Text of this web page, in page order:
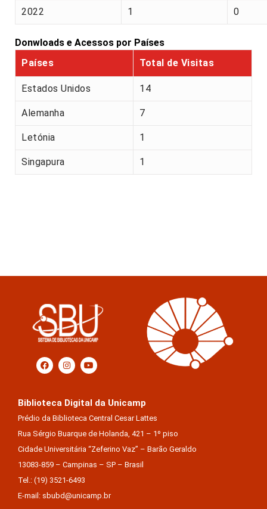
2022 1 0
Donwloads e Acessos por Países
Países
Total de Visitas
Estados Unidos 14
Alemanha 7
Letónia 1
Singapura 1
Biblioteca Digital da Unicamp
Prédio da Biblioteca Central Cesar Lattes
Rua Sérgio Buarque de Holanda, 421 – 1º piso
Cidade Universitária “Zeferino Vaz” – Barão Geraldo
13083-859 – Campinas – SP – Brasil
Tel.: (19) 3521-6493
E-mail: sbubd@unicamp.br